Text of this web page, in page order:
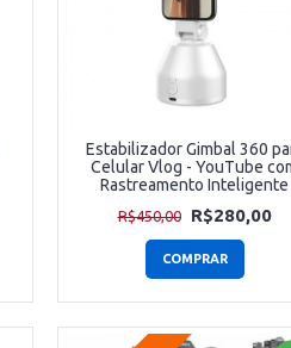
Estabilizador Gimbal 360
Celular Vlog - YouTube
Rastreamento Inteligente
R$450,00 R$280,00
COMPRAR